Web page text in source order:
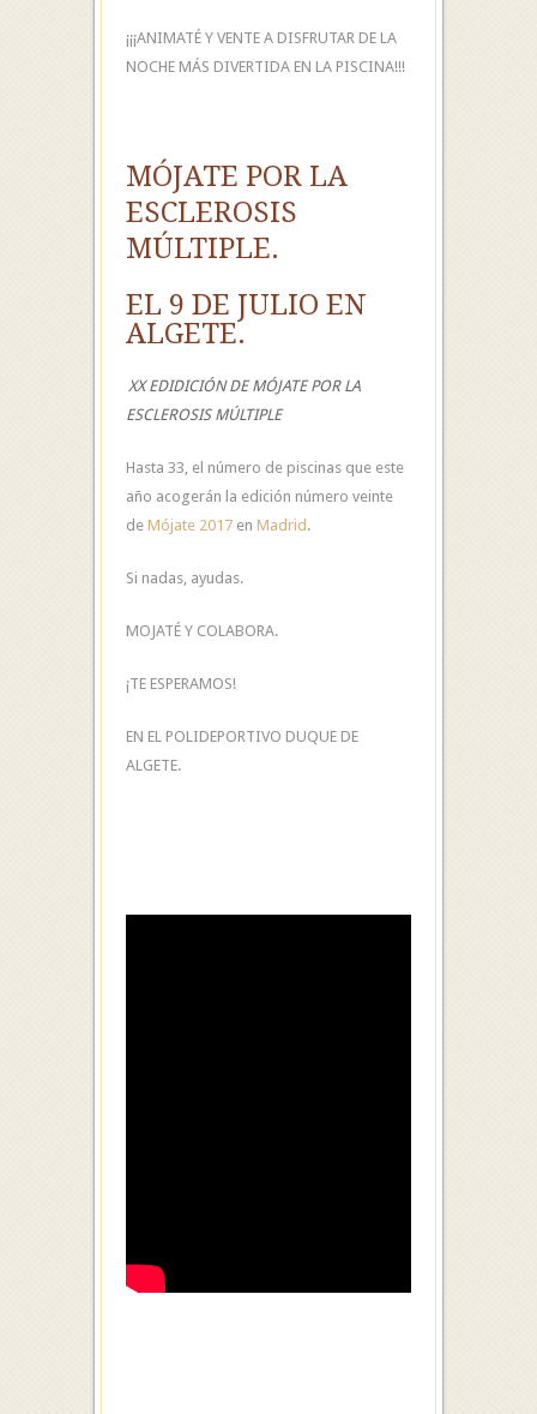
¡¡¡ANIMATÉ Y VENTE A DISFRUTAR DE LA
NOCHE MÁS DIVERTIDA EN LA PISCINA!!!
MÓJATE POR LA
ESCLEROSIS
MÚLTIPLE.
EL 9 DE JULIO EN
ALGETE.
XX EDIDICIÓN DE MÓJATE POR LA
ESCLEROSIS MÚLTIPLE
Hasta 33, el número de piscinas que este
año acogerán la edición número veinte
de Mójate 2017 en Madrid .
Si nadas, ayudas.
MOJATÉ Y COLABORA.
¡TE ESPERAMOS!
EN EL POLIDEPORTIVO DUQUE DE
ALGETE.